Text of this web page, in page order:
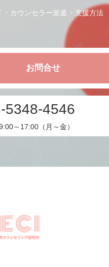
カウンセラー派遣 支援方法
お問合せ
5348-4546
～17:00（月～金）